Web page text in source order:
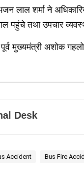
लाल शर्मा ने
पहुंचे तथा उपचार
पूर्व मुख्यमंत्री अशोक
Desk
Accident Bus Fire